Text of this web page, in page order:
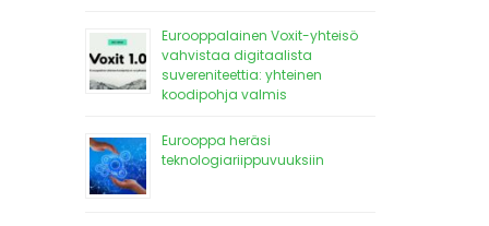
Eurooppalainen Voxit-yhteisö
vahvistaa digitaalista
suvereniteettia: yhteinen
koodipohja valmis
Eurooppa heräsi
teknologiariippuvuuksiin